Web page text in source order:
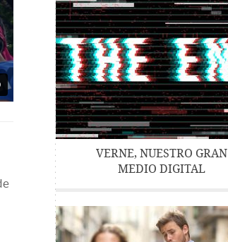
VERNE, NUESTRO GRAN
MEDIO DIGITAL